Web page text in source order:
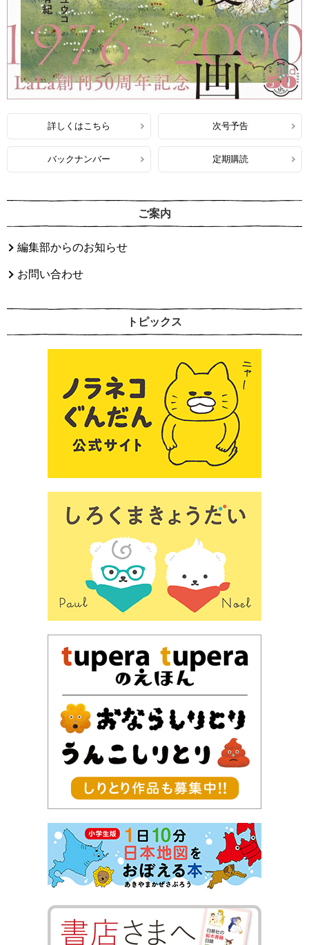
詳しくはこちら 次号予告
バックナンバー 定期購読
ご案内
編集部からのお知らせ
お問い合わせ
トピックス